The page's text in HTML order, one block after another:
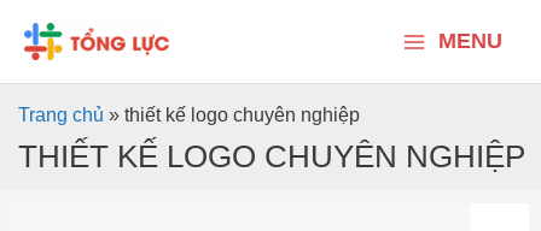
Menu
MENU
Trang chủ » thiết kế logo chuyên nghiệp
THIẾT KẾ LOGO CHUYÊN NGHIỆP